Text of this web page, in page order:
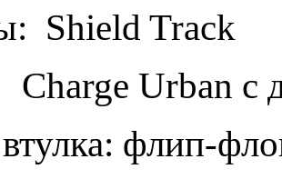
Shield Track
Urban с
втулка: флип-